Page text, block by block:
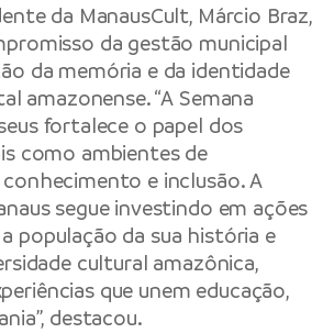
da ManausCult, Márcio Braz,
da gestão municipal
da memória e da identidade
amazonense. “A Semana
fortalece o papel dos
como ambientes de
e inclusão. A
segue investindo em ações
população da sua história e
cultural amazônica,
que unem educação,
destacou.